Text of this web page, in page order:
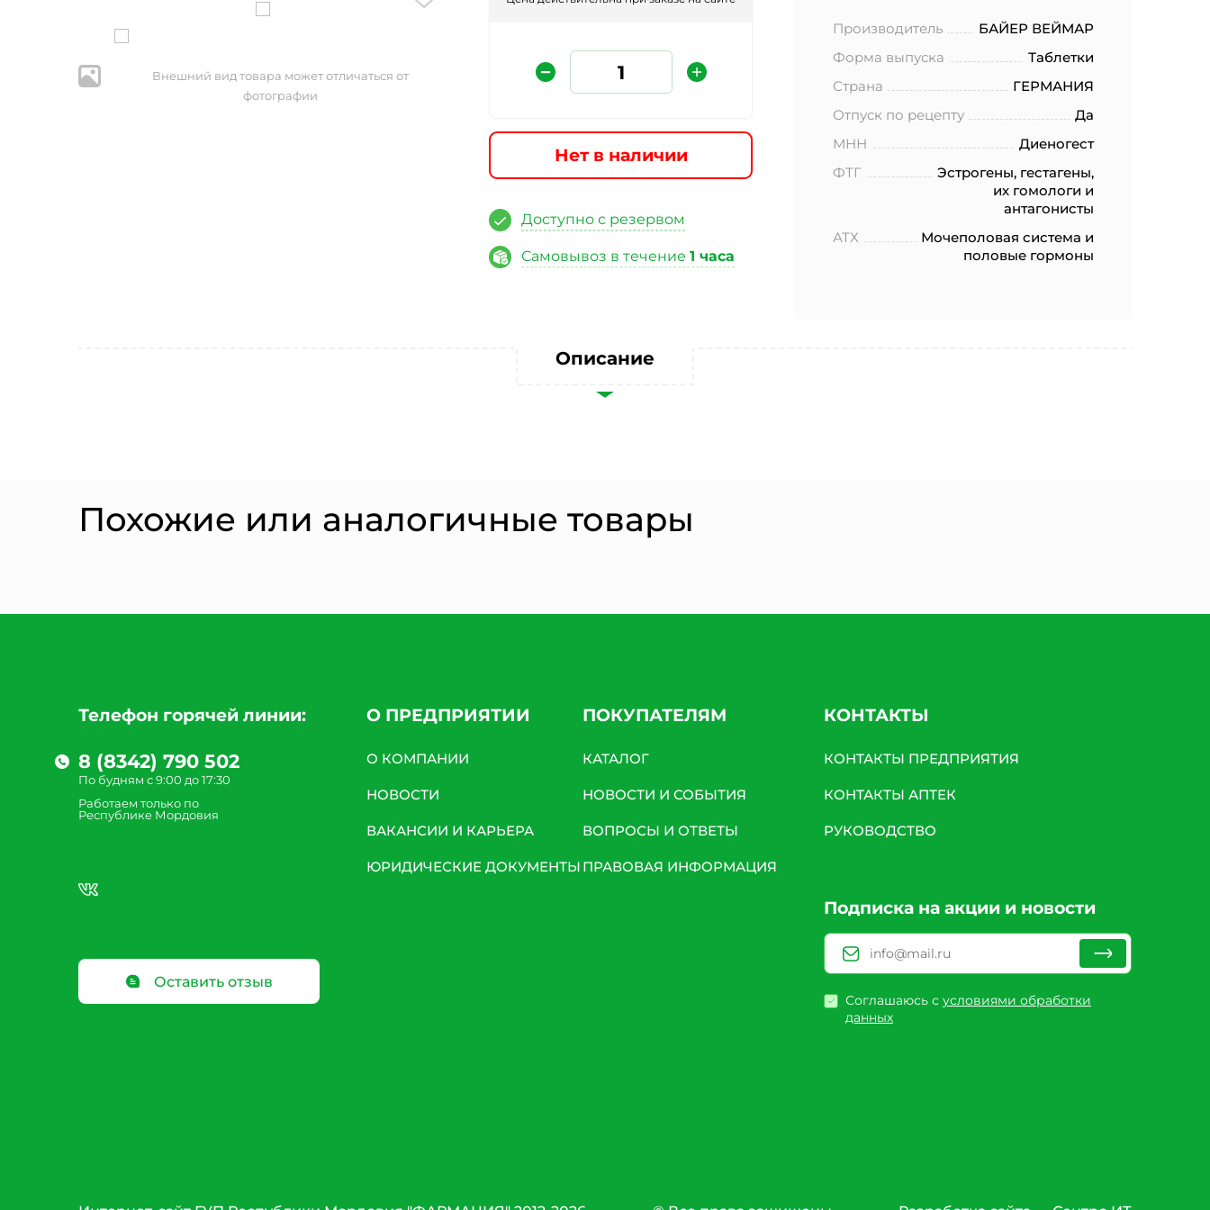
Внешний вид товара может отличаться от
фотографии
Нет в наличии
Доступно с резервом
Самовывоз в течение1 часа
Производитель
БАЙЕР ВЕЙМАР
Форма выпуска
Таблетки
Страна
ГЕРМАНИЯ
Отпуск по рецепту
Да
МНН
Диеногест
ФТГ
Эстрогены, гестагены,
их гомологи и
антагонисты
АТХ
Мочеполовая система и
половые гормоны
Описание
Похожие или аналогичные товары
Телефон горячей линии:
8 (8342) 790 502
По будням с 9:00 до 17:30
Работаем только по
Республике Мордовия
Оставить отзыв
О ПРЕДПРИЯТИИ
О КОМПАНИИ
НОВОСТИ
ВАКАНСИИ И КАРЬЕРА
ЮРИДИЧЕСКИЕ ДОКУМЕНТЫ
ПОКУПАТЕЛЯМ
КАТАЛОГ
НОВОСТИ И СОБЫТИЯ
ВОПРОСЫ И ОТВЕТЫ
ПРАВОВАЯ ИНФОРМАЦИЯ
КОНТАКТЫ
КОНТАКТЫ ПРЕДПРИЯТИЯ
КОНТАКТЫ АПТЕК
РУКОВОДСТВО
Подписка на акции и новости
Соглашаюсь с условиями обработки
данных
Защита от автоматических сообщений
Введите слово на картинке*
* Нажимая кнопку «Отправить отзыв», я даю свое согласие на обработку моих
№152-ФЗ «О персональных данных», на условиях и для целей, определенных в